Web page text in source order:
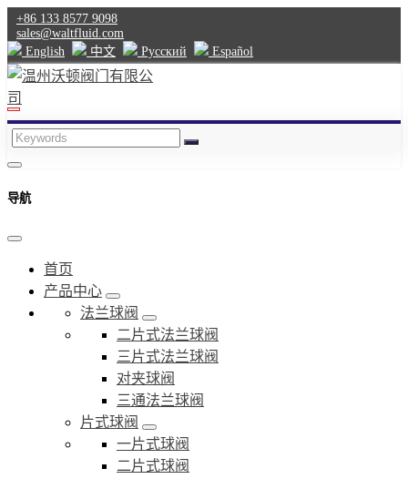
+86 133 8577 9098
sales@waltfluid.com
English
中文 Pусский Español
导航
首页
产品中心
法兰球阀
二片式法兰球阀
三片式法兰球阀
对夹球阀
三通法兰球阀
片式球阀
一片式球阀
二片式球阀